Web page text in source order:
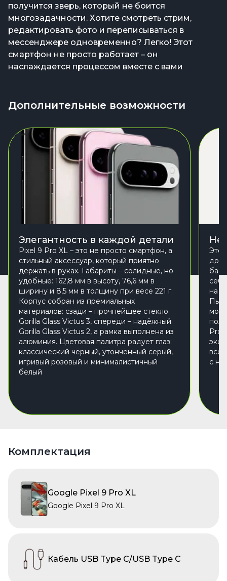
получится зверь, который не боится
многозадачности. Хотите смотреть стрим,
редактировать фото и переписываться в
мессенджере одновременно? Легко! Этот
смартфон не просто работает – он
наслаждается процессом вместе с вами
Дополнительные возможности
Элегантность в каждой детали
Pixel 9 Pro XL – это не просто смартфон, а
стильный аксессуар, который приятно
держать в руках. Габариты – солидные, но
удобные: 162,8 мм в высоту, 76,6 мм в
ширину и 8,5 мм в толщину при весе 221 г.
Корпус собран из премиальных
материалов: сзади – прочнейшее стекло
Gorilla Glass Victus 3, спереди – надёжный
Gorilla Glass Victus 2, а рамка выполнена из
алюминия. Цветовая палитра радует глаз:
классический чёрный, утончённый серый,
игривый розовый и минималистичный
белый
на
Pro
с
Комплектация
Google Pixel 9 Pro XL
Google Pixel 9 Pro XL
Кабель USB Type C/USB Type C